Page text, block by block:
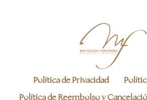
Política de Privacidad
Política de Reembolso y